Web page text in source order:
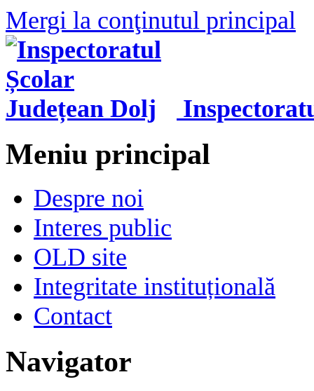
Mergi la conţinutul principal
Meniu principal
Despre noi
Interes public
OLD site
Integritate instituțională
Contact
Navigator